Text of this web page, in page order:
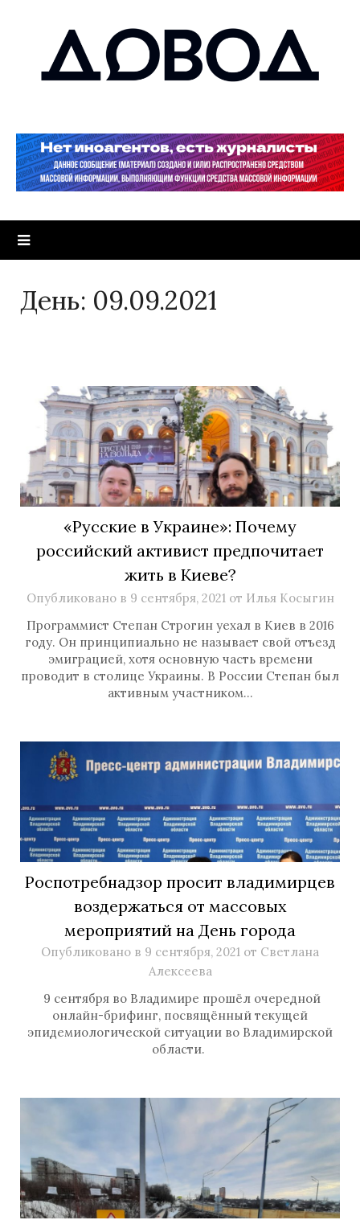
День: 09.09.2021
«Русские в Украине»: Почему
российский активист предпочитает
жить в Киеве?
Опубликовано в 9 сентября, 2021 от Илья Косыгин
Программист Степан Строгин уехал в Киев в 2016
году. Он принципиально не называет свой отъезд
эмиграцией, хотя основную часть времени
проводит в столице Украины. В России Степан был
активным участником…
Роспотребнадзор просит владимирцев
воздержаться от массовых
мероприятий на День города
Опубликовано в 9 сентября, 2021 от Светлана
Алексеева
9 сентября во Владимире прошёл очередной
онлайн-брифинг, посвящённый текущей
эпидемиологической ситуации во Владимирской
области.